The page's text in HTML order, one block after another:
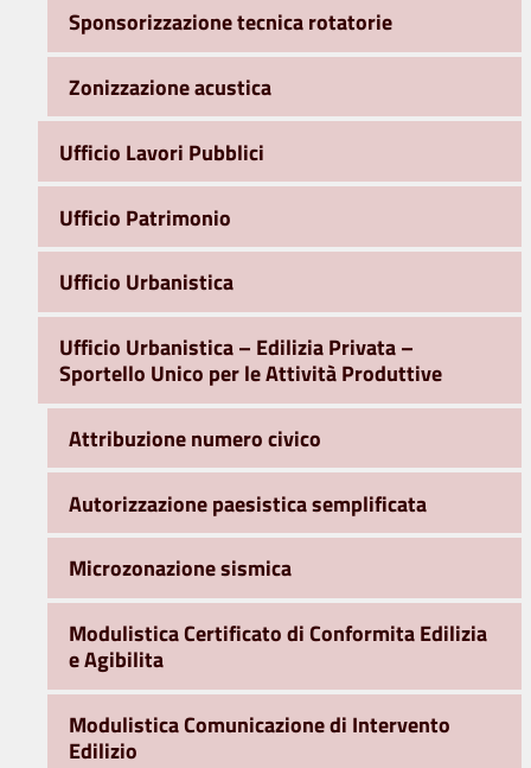
Sponsorizzazione tecnica rotatorie
Zonizzazione acustica
Ufficio Lavori Pubblici
Ufficio Patrimonio
Ufficio Urbanistica
Ufficio Urbanistica – Edilizia Privata –
Sportello Unico per le Attività Produttive
Attribuzione numero civico
Autorizzazione paesistica semplificata
Microzonazione sismica
Modulistica Certificato di Conformita Edilizia
e Agibilita
Modulistica Comunicazione di Intervento
Edilizio